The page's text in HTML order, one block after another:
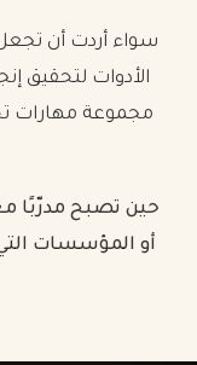
سواء أردت أن
الأدوات لتحقيق
مجموعة مهارات
حين تصبح مدرّبًا
أو المؤسسات